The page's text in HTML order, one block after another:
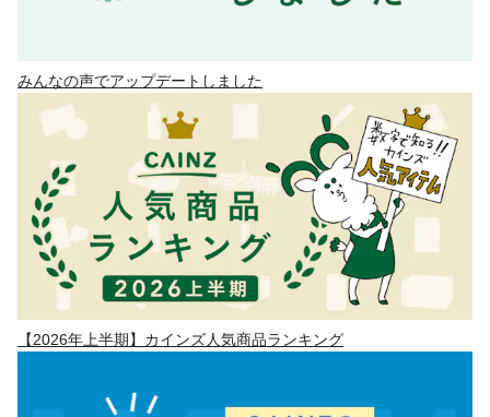
みんなの声でアップデートしました
【2026年上半期】カインズ人気商品ランキング